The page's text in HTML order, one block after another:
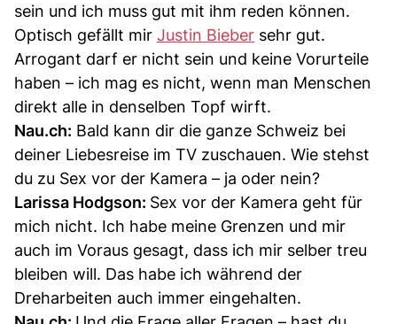
sein und ich muss gut mit ihm reden können.
Optisch gefällt mir Justin Bieber sehr gut.
Arrogant darf er nicht sein und keine Vorurteile
haben – ich mag es nicht, wenn man Menschen
direkt alle in denselben Topf wirft.
Nau.ch: Bald kann dir die ganze Schweiz bei
deiner Liebesreise im TV zuschauen. Wie stehst
du zu Sex vor der Kamera – ja oder nein?
Larissa Hodgson: Sex vor der Kamera geht für
mich nicht. Ich habe meine Grenzen und mir
auch im Voraus gesagt, dass ich mir selber treu
bleiben will. Das habe ich während der
Dreharbeiten auch immer eingehalten.